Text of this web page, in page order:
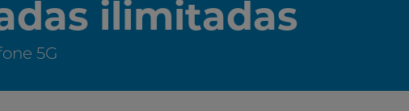
ilimitadas
5G